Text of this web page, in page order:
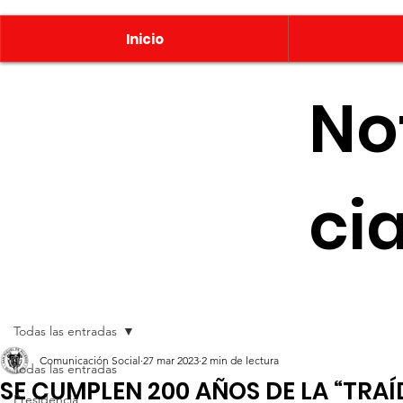
Todas las entradas
Presidencia
Todas las entradas
SE CUMPLEN 200 AÑOS DE LA
Comunicación Social 27 mar 2023 2 min de lectura
Inicio